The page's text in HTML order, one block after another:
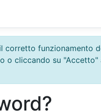
funzionamento
o cliccando su "Accetto"